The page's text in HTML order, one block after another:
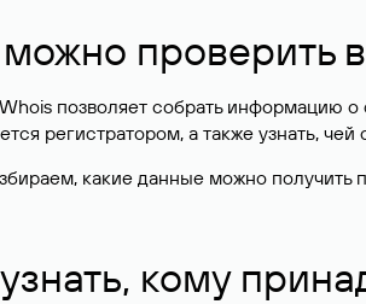
проверить
позволяет собрать информацию о
регистратором, а также узнать, чей
какие данные можно получить
кому